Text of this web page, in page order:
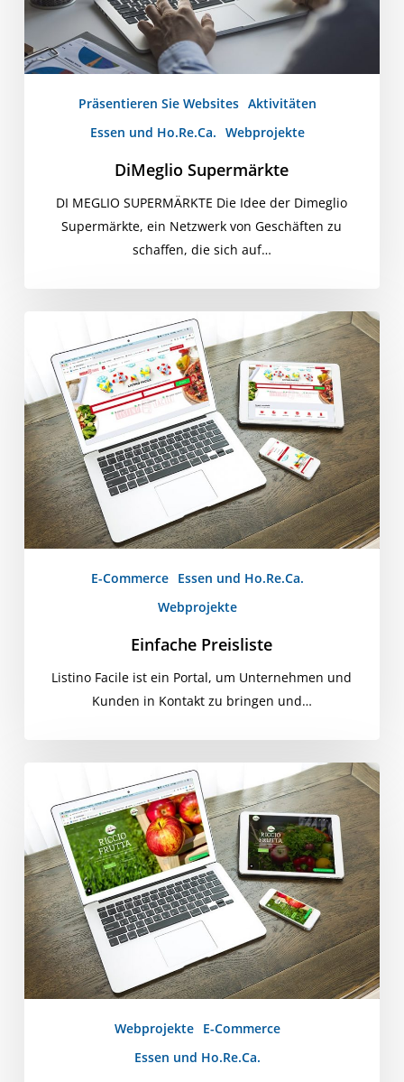
Präsentieren Sie Websites Aktivitäten
Essen und Ho.Re.Ca. Webprojekte
DiMeglio Supermärkte
DI MEGLIO SUPERMÄRKTE Die Idee der Dimeglio
Supermärkte, ein Netzwerk von Geschäften zu
schaffen, die sich auf…
Preisliste
E-Commerce Essen und Ho.Re.Ca.
Webprojekte
Einfache Preisliste
Listino Facile ist ein Portal, um Unternehmen und
Kunden in Kontakt zu bringen und…
Frucht-
Express
Webprojekte E-Commerce
Essen und Ho.Re.Ca.